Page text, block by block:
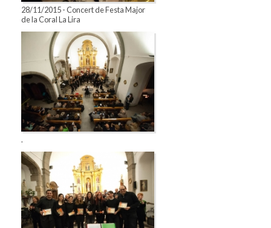
28/11/2015 - Concert de Festa Major
de la Coral La Lira
.